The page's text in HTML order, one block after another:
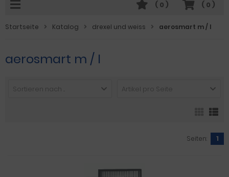
( 0 )
( 0 )
Startseite Katalog drexel und weiss aerosmart m / l
aerosmart m / l
Sortieren nach ... Artikel pro Seite
Seiten: 1